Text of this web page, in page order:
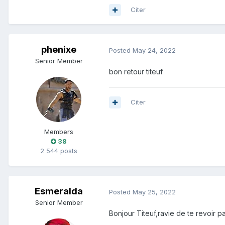
Des dizaines de forums dans
Allez les zamiches ... montrez-
Citer
phenixe
Senior Member
Members
38
2 544 posts
Posted May 24, 2022
bon retour titeuf
Citer
Esmeralda
Senior Member
Posted May 25, 2022
Bonjour Titeuf,ravie de te revoir